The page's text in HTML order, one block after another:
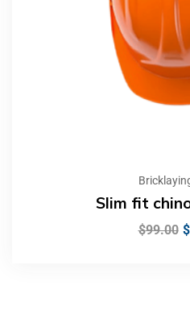
Slim fit
$99.00 $